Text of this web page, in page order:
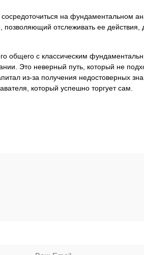
на фундаментальном
отслеживать ее действия,
общего с классическим
Это неверный путь, который не
из-за получения недостоверных
который успешно торгует сам.